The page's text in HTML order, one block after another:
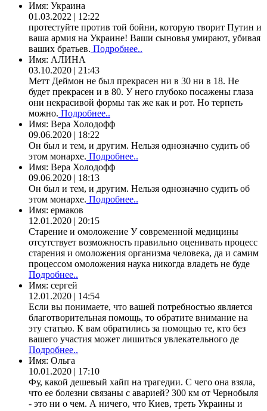
Имя: Украина
01.03.2022 | 12:22
протестуйте против той бойни, которую творит Путин и
ваша армия на Украине! Ваши сыновья умирают, убивая
ваших братьев. Подробнее..
Имя: АЛИНА
03.10.2020 | 21:43
Метт Деймон не был прекрасен ни в 30 ни в 18. Не
будет прекрасен и в 80. У него глубоко посажены глаза
они некрасивой формы так же как и рот. Но терпеть
можно. Подробнее..
Имя: Вера Холодофф
09.06.2020 | 18:22
Он был и тем, и другим. Нельзя однозначно судить об
этом монархе. Подробнее..
Имя: Вера Холодофф
09.06.2020 | 18:13
Он был и тем, и другим. Нельзя однозначно судить об
этом монархе. Подробнее..
Имя: ермаков
12.01.2020 | 20:15
Старение и омоложение У современной медицины
отсутствует возможность правильно оценивать процесс
старения и омоложения организма человека, да и самим
процессом омоложения наука никогда владеть не буде
Подробнее..
Имя: сергей
12.01.2020 | 14:54
Если вы понимаете, что вашей потребностью является
благотворительная помощь, то обратите внимание на
эту статью. К вам обратились за помощью те, кто без
вашего участия может лишиться увлекательного де
Подробнее..
Имя: Ольга
10.01.2020 | 17:10
Фу, какой дешевый хайп на трагедии. С чего она взяла,
что ее болезни связаны с аварией? 300 км от Чернобыля
- это ни о чем. А ничего, что Киев, треть Украины и